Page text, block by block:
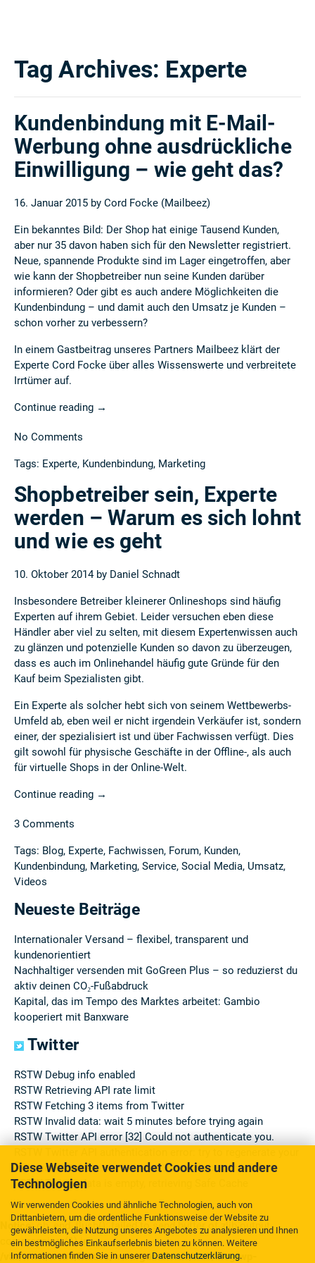
Diese Webseite verwendet Cookies und andere
Technologien
Wir verwenden Cookies und ähnliche Technologien, auch von
Drittanbietern, um die ordentliche Funktionsweise der Website zu
gewährleisten, die Nutzung unseres Angebotes zu analysieren und Ihnen
ein bestmögliches Einkaufserlebnis bieten zu können. Weitere
Informationen finden Sie in unserer Datenschutzerklärung.
Tag Archives: Experte
Kundenbindung mit E-Mail-
Werbung ohne ausdrückliche
Einwilligung – wie geht das?
16. Januar 2015 by Cord Focke (Mailbeez)
Ein bekanntes Bild: Der Shop hat einige Tausend Kunden,
aber nur 35 davon haben sich für den Newsletter registriert.
Neue, spannende Produkte sind im Lager eingetroffen, aber
wie kann der Shopbetreiber nun seine Kunden darüber
informieren? Oder gibt es auch andere Möglichkeiten die
Kundenbindung – und damit auch den Umsatz je Kunden –
schon vorher zu verbessern?
In einem Gastbeitrag unseres Partners Mailbeez klärt der
Experte Cord Focke über alles Wissenswerte und verbreitete
Irrtümer auf.
Continue reading →
No Comments
Tags: Experte, Kundenbindung, Marketing
Shopbetreiber sein, Experte
werden – Warum es sich lohnt
und wie es geht
10. Oktober 2014 by Daniel Schnadt
Insbesondere Betreiber kleinerer Onlineshops sind häufig
Experten auf ihrem Gebiet. Leider versuchen eben diese
Händler aber viel zu selten, mit diesem Expertenwissen auch
zu glänzen und potenzielle Kunden so davon zu überzeugen,
dass es auch im Onlinehandel häufig gute Gründe für den
Kauf beim Spezialisten gibt.
Ein Experte als solcher hebt sich von seinem Wettbewerbs-
Umfeld ab, eben weil er nicht irgendein Verkäufer ist, sondern
einer, der spezialisiert ist und über Fachwissen verfügt. Dies
gilt sowohl für physische Geschäfte in der Offline-, als auch
für virtuelle Shops in der Online-Welt.
Continue reading →
3 Comments
Tags: Blog, Experte, Fachwissen, Forum, Kunden,
Kundenbindung, Marketing, Service, Social Media, Umsatz,
Videos
Neueste Beiträge
Internationaler Versand – flexibel, transparent und
kundenorientiert
Nachhaltiger versenden mit GoGreen Plus – so reduzierst du
aktiv deinen CO₂-Fußabdruck
Kapital, das im Tempo des Marktes arbeitet: Gambio
kooperiert mit Banxware
Twitter
RSTW Debug info enabled
RSTW Retrieving API rate limit
RSTW Fetching 3 items from Twitter
RSTW Invalid data: wait 5 minutes before trying again
RSTW Twitter API error [32] Could not authenticate you.
API access token
RSTW Twitter data is empty, retrieving Safe Cache
Notice: ob_end_flush(): failed to send buffer of zlib output
compression (1) in
/var/www/web1/htdocs/www.gambio.de/web/blog/wp-